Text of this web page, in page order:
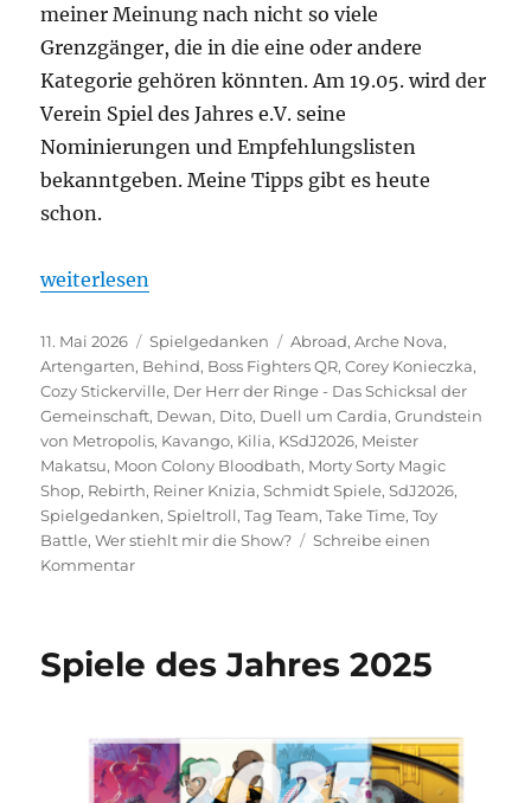
meiner Meinung nach nicht so viele
Grenzgänger, die in die eine oder andere
Kategorie gehören könnten. Am 19.05. wird der
Verein Spiel des Jahres e.V. seine
Nominierungen und Empfehlungslisten
bekanntgeben. Meine Tipps gibt es heute
schon.
„Ein Blick in die Glaskugel“
weiterlesen
Veröffentlicht
am
11. Mai 2026 Kategorien
Spielgedanken Schlagwörter
Abroad,Arche Nova,
Artengarten, Behind, Boss Fighters QR,Corey Konieczka,
Cozy Stickerville, Der Herr der Ringe - Das Schicksal der
Gemeinschaft, Dewan, Dito, Duell um Cardia,Grundstein
von Metropolis, Kavango, Kilia, KSdJ2026, Meister
Makatsu, Moon Colony Bloodbath, Morty Sorty Magic
Shop, Rebirth, Reiner Knizia,Schmidt Spiele,SdJ2026,
Spielgedanken,Spieltroll,Tag Team,Take Time,Toy
Battle,Wer stiehlt mir die Show?
Schreibe einen
Kommentarzu
die
Spiele des Jahres 2025